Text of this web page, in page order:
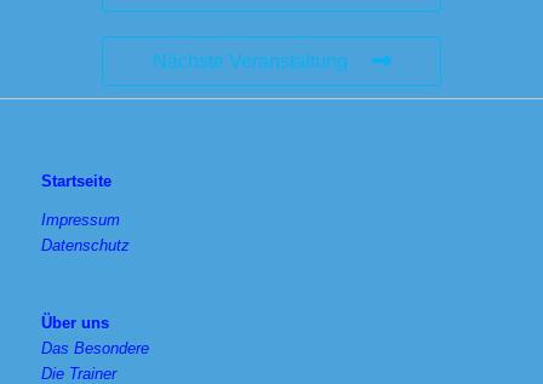
Nächste Veranstaltung
Startseite
Impressum
Datenschutz
Über uns
Das Besondere
Die Trainer